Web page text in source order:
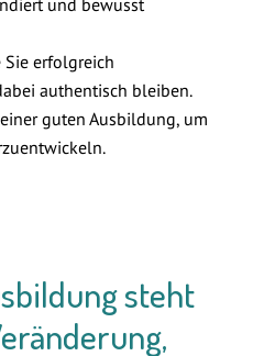
und bewusst
Sie erfolgreich
authentisch bleiben.
guten Ausbildung, um
steht